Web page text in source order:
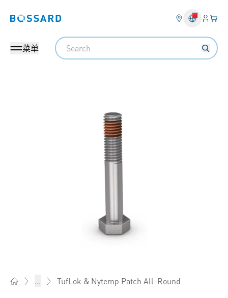
Bossard homepage 登入
您
菜单
Search
... TufLok & Nytemp Patch All-Round